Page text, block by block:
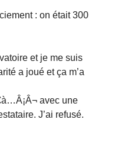
: on était 300
et je me suis
a joué et ça m’a
avec une
J’ai refusé.